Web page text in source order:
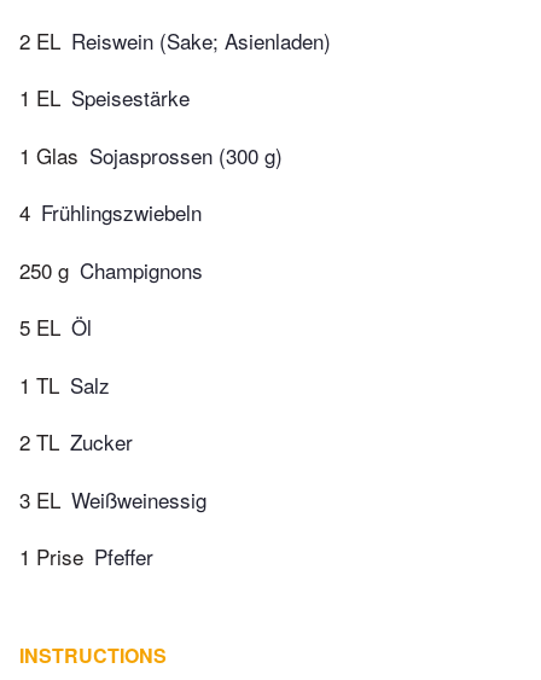
2 EL Reiswein (Sake; Asienladen)
1 EL Speisestärke
1 Glas Sojasprossen (300 g)
4 Frühlingszwiebeln
250 g Champignons
5 EL Öl
1 TL Salz
2 TL Zucker
3 EL Weißweinessig
1 Prise Pfeffer
INSTRUCTIONS